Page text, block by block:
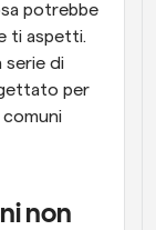
potrebbe
ti aspetti.
serie di
per
comuni
non